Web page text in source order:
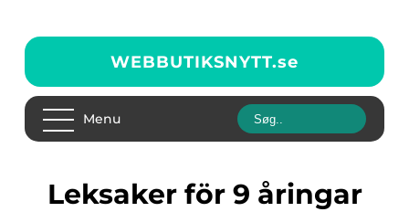
WEBBUTIKSNYTT.se
Menu
leksaker för 9 åringar